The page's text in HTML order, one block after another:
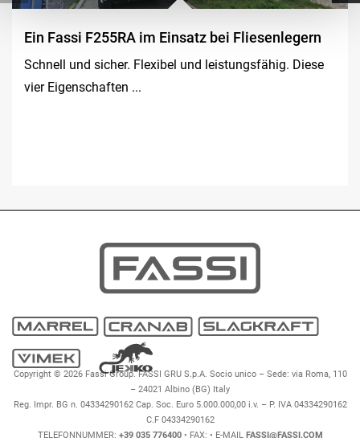
Ein Fassi F255RA im Einsatz bei Fliesenlegern
Schnell und sicher. Flexibel und leistungsfähig. Diese
vier Eigenschaften ...
Copyright © 2026 Fassi Group. FASSI GRU S.p.A. Socio unico – Sede: via Roma, 110
– 24021 Albino (BG) Italy
Reg. Impr. BG n. 04334290162 Cap. Soc. Euro 5.000.000,00 i.v. – P. IVA 04334290162
C.F 04334290162
TELEFONNUMMER: +39 035 776400• FAX: • E-MAIL FASSI@FASSI.COM